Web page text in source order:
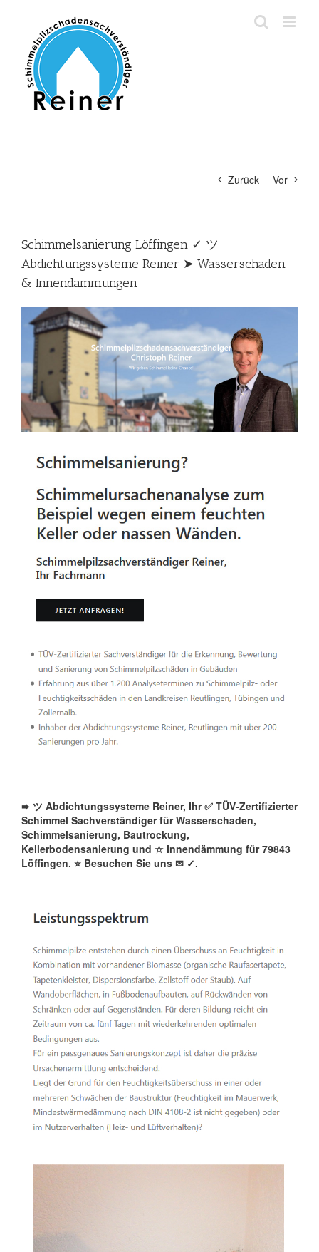
springen
Zurück Vor
Schimmelsanierung Löffingen ✓ ツ
Abdichtungssysteme Reiner ➤ Wasserschaden
& Innendämmungen
➨ ツ Abdichtungssysteme Reiner, Ihr ✅ TÜV-Zertifizierter
Schimmel Sachverständiger für Wasserschaden,
Schimmelsanierung, Bautrockung,
Kellerbodensanierung und ☆ Innendämmung für 79843
Löffingen. ⭐ Besuchen Sie uns ✉ ✓️.